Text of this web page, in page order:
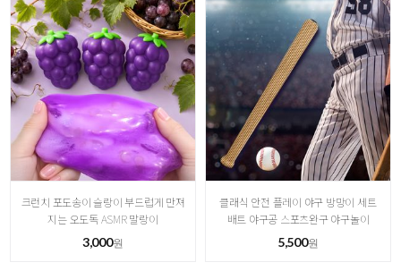
크런치 포도송이 슬랑이 부드럽게 만져
지는 오도독 ASMR 말랑이
3,000원
클래식 안전 플레이 야구 방망이 세트
배트 야구공 스포츠완구 야구놀이
5,500원